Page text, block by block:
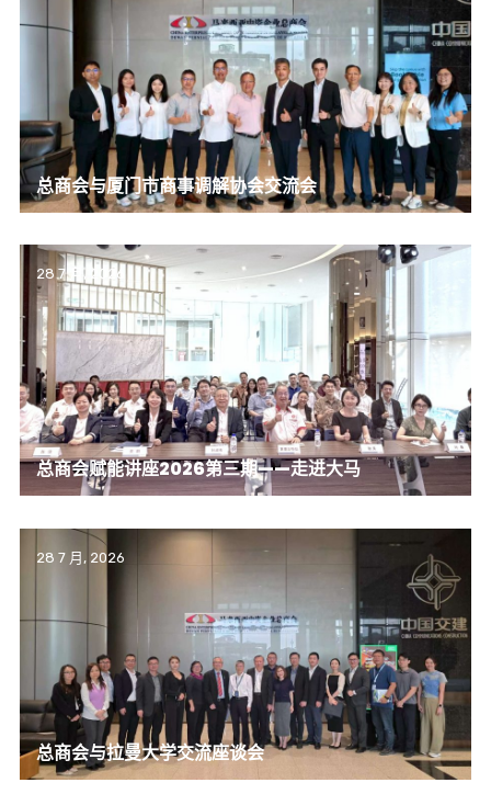
总商会与厦门市商事调解协会交流会
28 7 月, 2026
总商会赋能讲座2026第三期——走进大马
28 7 月, 2026
总商会与拉曼大学交流座谈会